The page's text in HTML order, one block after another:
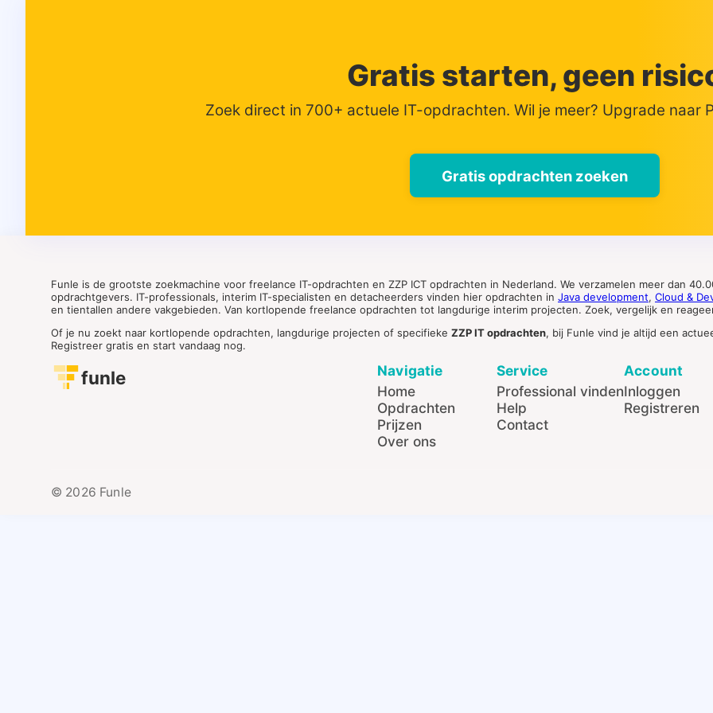
Gratis starten, geen
Zoek direct in 700+ actuele IT-opdrachten. Wil je meer? Upgrade naar
Gratis opdrachten zoeken
Funle is de grootste zoekmachine voor freelance IT-opdrachten en ZZP ICT opdrachten in Nederland. We verzamelen meer dan
opdrachtgevers. IT-professionals, interim IT-specialisten en detacheerders vinden hier opdrachten in Java development, Cloud &
en tientallen andere vakgebieden. Van kortlopende freelance opdrachten tot langdurige interim projecten. Zoek, vergelijk en
Of je nu zoekt naar kortlopende opdrachten, langdurige projecten of specifieke ZZP IT opdrachten, bij Funle vind je altijd een
Registreer gratis en start vandaag nog.
funle
Navigatie
Home
Opdrachten
Prijzen
Over ons
Service
Professional vinden
Help
Contact
Account
Inloggen
Registreren
© 2026 Funle